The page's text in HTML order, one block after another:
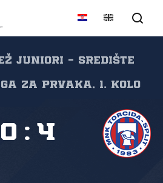
juniori - središte
za prvaka, 1. kolo
0 : 4